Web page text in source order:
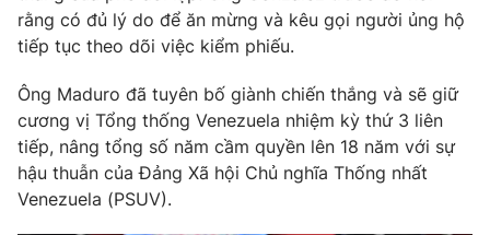
Sản phẩm
Thị trường
Tư vấn
Giao lưu trực tuyến
Chuyên mục khác
Emagazine
rằng có đủ lý do để ăn mừng và kêu gọi người ủng hộ
tiếp tục theo dõi việc kiểm phiếu.
Ông Maduro đã tuyên bố giành chiến thắng và sẽ giữ
cương vị Tổng thống Venezuela nhiệm kỳ thứ 3 liên
tiếp, nâng tổng số năm cầm quyền lên 18 năm với sự
hậu thuẫn của Đảng Xã hội Chủ nghĩa Thống nhất
Venezuela (PSUV).